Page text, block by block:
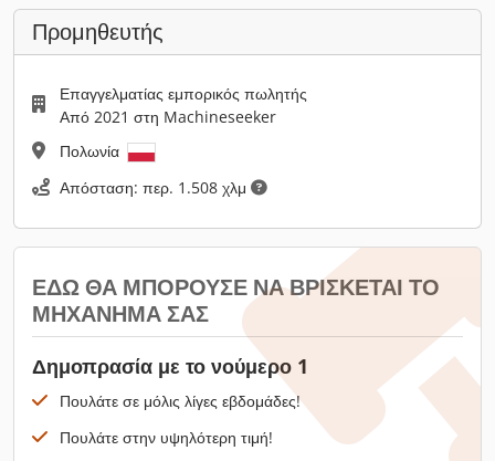
Προμηθευτής
Επαγγελματίας εμπορικός πωλητής
Από 2021 στη Machineseeker
Πολωνία
Απόσταση: περ. 1.508 χλμ
ΕΔΏ ΘΑ ΜΠΟΡΟΎΣΕ ΝΑ ΒΡΊΣΚΕΤΑΙ ΤΟ
ΜΗΧΆΝΗΜΆ ΣΑΣ
Δημοπρασία με το νούμερο 1
Πουλάτε σε μόλις λίγες εβδομάδες!
Πουλάτε στην υψηλότερη τιμή!